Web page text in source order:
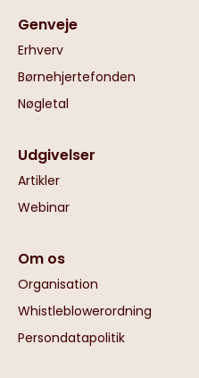
Genveje
Erhverv
Børnehjertefonden
Nøgletal
Udgivelser
Artikler
Webinar
Om os
Organisation
Whistleblowerordning
Persondatapolitik